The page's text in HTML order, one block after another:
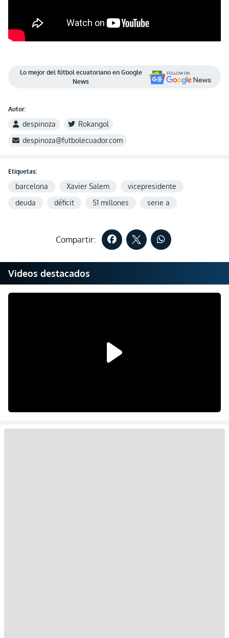
Lo mejor del fútbol ecuatoriano en Google
News
Autor:
despinoza
Rokangol
despinoza@futbolecuador.com
Etiquetas:
barcelona Xavier Salem
vicepresidente
deuda
déficit 51 millones serie a
Compartir:
Videos destacados